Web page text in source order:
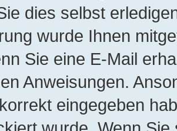
dies selbst
wurde Ihnen
Sie eine E-Mail
Anweisungen.
eingegeben